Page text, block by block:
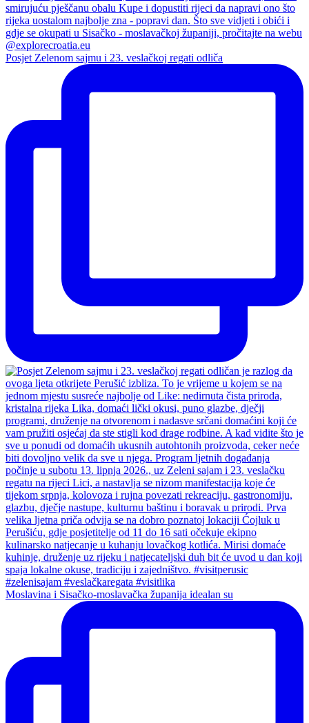
Posjet Zelenom sajmu i 23. veslačkoj regati odliča
Moslavina i Sisačko-moslavačka županija idealan su